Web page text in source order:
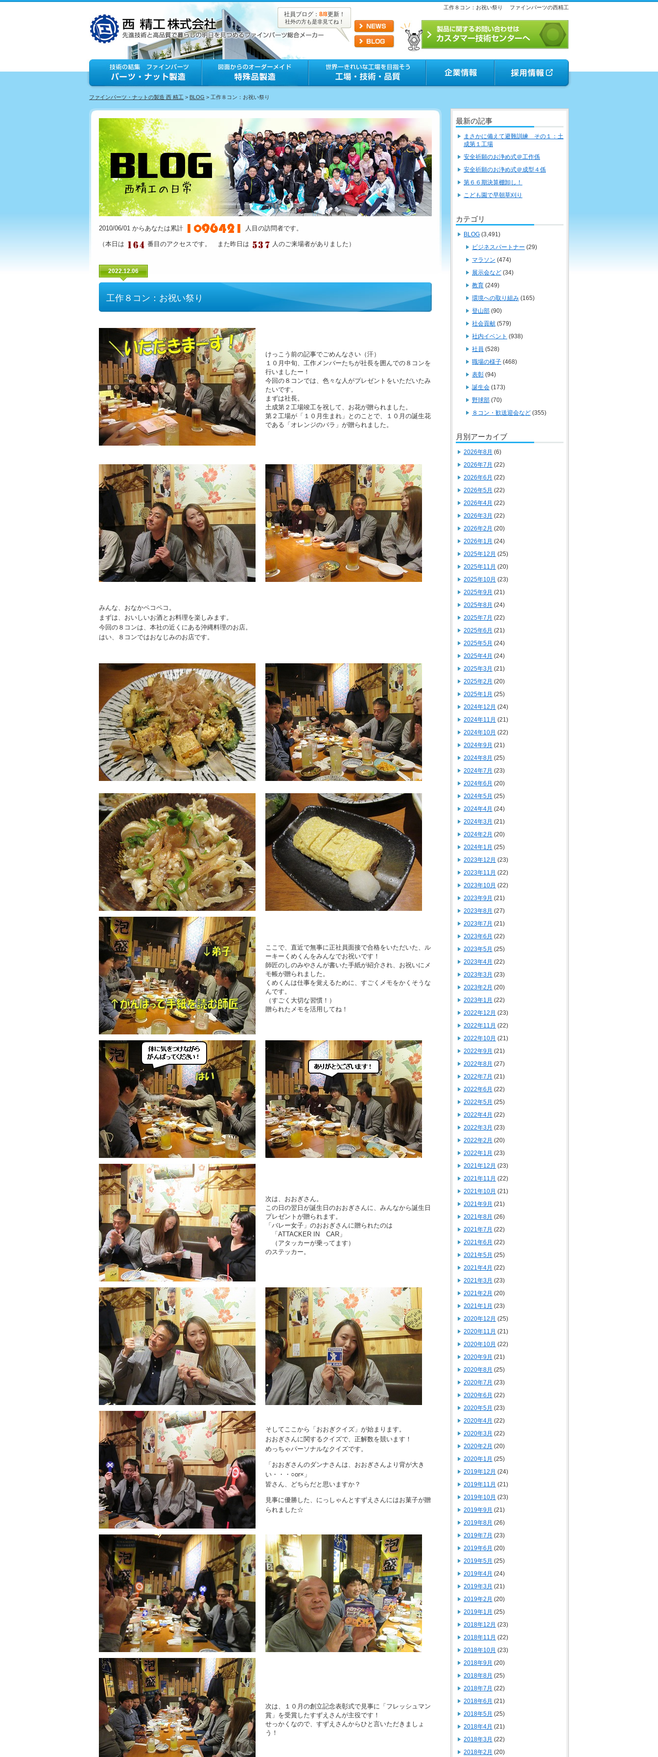
工作８コン：お祝い祭り ファインパーツの西精工
社員ブログ： 8/8更新！
社外の方も是非見てね！
ファインパーツ・ナットの製造 西 精工 > BLOG > 工作８コン：お祝い祭り
2010/06/01 からあなたは累計 人目の訪問者です。
（本日は 番目のアクセスです。 また昨日は 人のご来場者がありました）
2022.12.06
工作８コン：お祝い祭り
けっこう前の記事でごめんなさい（汗）
１０月中旬、工作メンバーたちが社長を囲んでの８コンを
行いましたー！
今回の８コンでは、色々な人がプレゼントをいただいたみ
たいです。
まずは社長。
土成第２工場竣工を祝して、お花が贈られました。
第２工場が「１０月生まれ」とのことで、１０月の誕生花
である「オレンジのバラ」が贈られました。
みんな、おなかペコペコ。
まずは、おいしいお酒とお料理を楽しみます。
今回の８コンは、本社の近くにある沖縄料理のお店。
はい、８コンではおなじみのお店です。
ここで、直近で無事に正社員面接で合格をいただいた、ル
ーキーくめくんをみんなでお祝いです！
師匠のしのみやさんが書いた手紙が紹介され、お祝いにメ
モ帳が贈られました。
くめくんは仕事を覚えるために、すごくメモをかくそうな
んです。
（すごく大切な習慣！）
贈られたメモを活用してね！
次は、おおぎさん。
この日の翌日が誕生日のおおぎさんに、みんなから誕生日
プレゼントが贈られます。
「バレー女子」のおおぎさんに贈られたのは
「ATTACKER IN CAR」
（アタッカーが乗ってます）
のステッカー。
そしてここから「おおぎクイズ」が始まります。
おおぎさんに関するクイズで、正解数を競います！
めっちゃパーソナルなクイズです。
「おおぎさんのダンナさんは、おおぎさんより背が大き
い・・・○or×」
皆さん、どちらだと思いますか？
見事に優勝した、にっしゃんとすずえさんにはお菓子が贈
られました☆
次は、１０月の創立記念表彰式で見事に「フレッシュマン
賞」を受賞したすずえさんが主役です！
せっかくなので、すずえさんからひと言いただきましょ
う！
最新の記事
まさかに備えて避難訓練 その１：土
成第１工場
安全祈願のお浄め式＠工作係
安全祈願のお浄め式＠成型４係
第６６期決算棚卸し！
こども園で早朝草刈り
カテゴリ
BLOG (3,491)
ビジネスパートナー (29)
マラソン (474)
展示会など (34)
教育 (249)
環境への取り組み (165)
登山部 (90)
社会貢献 (579)
社内イベント (938)
社員 (528)
職場の様子 (468)
表彰 (94)
誕生会 (173)
野球部 (70)
８コン・歓送迎会など (355)
月別アーカイブ
2026年8月 (6)
2026年7月 (22)
2026年6月 (22)
2026年5月 (22)
2026年4月 (22)
2026年3月 (22)
2026年2月 (20)
2026年1月 (24)
2025年12月 (25)
2025年11月 (20)
2025年10月 (23)
2025年9月 (21)
2025年8月 (24)
2025年7月 (22)
2025年6月 (21)
2025年5月 (24)
2025年4月 (24)
2025年3月 (21)
2025年2月 (20)
2025年1月 (25)
2024年12月 (24)
2024年11月 (21)
2024年10月 (22)
2024年9月 (21)
2024年8月 (25)
2024年7月 (23)
2024年6月 (20)
2024年5月 (25)
2024年4月 (24)
2024年3月 (21)
2024年2月 (20)
2024年1月 (25)
2023年12月 (23)
2023年11月 (22)
2023年10月 (22)
2023年9月 (21)
2023年8月 (27)
2023年7月 (21)
2023年6月 (22)
2023年5月 (25)
2023年4月 (22)
2023年3月 (23)
2023年2月 (20)
2023年1月 (22)
2022年12月 (23)
2022年11月 (22)
2022年10月 (21)
2022年9月 (21)
2022年8月 (27)
2022年7月 (21)
2022年6月 (22)
2022年5月 (25)
2022年4月 (22)
2022年3月 (23)
2022年2月 (20)
2022年1月 (23)
2021年12月 (23)
2021年11月 (22)
2021年10月 (21)
2021年9月 (21)
2021年8月 (26)
2021年7月 (22)
2021年6月 (22)
2021年5月 (25)
2021年4月 (22)
2021年3月 (23)
2021年2月 (20)
2021年1月 (23)
2020年12月 (25)
2020年11月 (21)
2020年10月 (22)
2020年9月 (21)
2020年8月 (25)
2020年7月 (23)
2020年6月 (22)
2020年5月 (23)
2020年4月 (22)
2020年3月 (22)
2020年2月 (20)
2020年1月 (25)
2019年12月 (24)
2019年11月 (21)
2019年10月 (23)
2019年9月 (21)
2019年8月 (26)
2019年7月 (23)
2019年6月 (20)
2019年5月 (25)
2019年4月 (24)
2019年3月 (21)
2019年2月 (20)
2019年1月 (25)
2018年12月 (23)
2018年11月 (22)
2018年10月 (23)
2018年9月 (20)
2018年8月 (25)
2018年7月 (22)
2018年6月 (21)
2018年5月 (25)
2018年4月 (21)
2018年3月 (22)
2018年2月 (20)